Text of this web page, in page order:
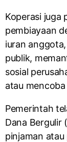
Koperasi juga
pembiayaan
iuran
publik,
sosial
atau
Pemerintah
Dana Bergulir
pinjaman